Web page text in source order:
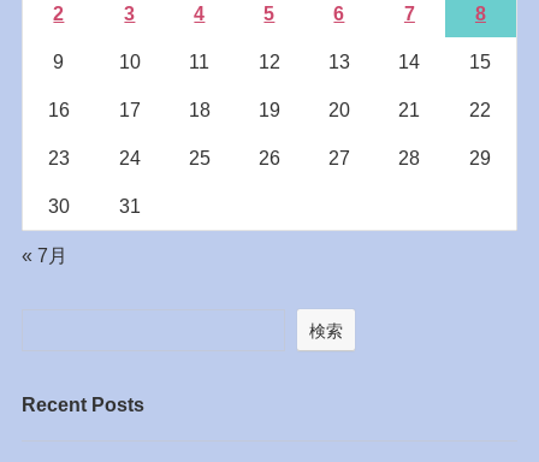
2 3 4 5 6 7 8
9 10 11 12 13 14 15
16 17 18 19 20 21 22
23 24 25 26 27 28 29
30 31
« 7月
検索
Recent Posts